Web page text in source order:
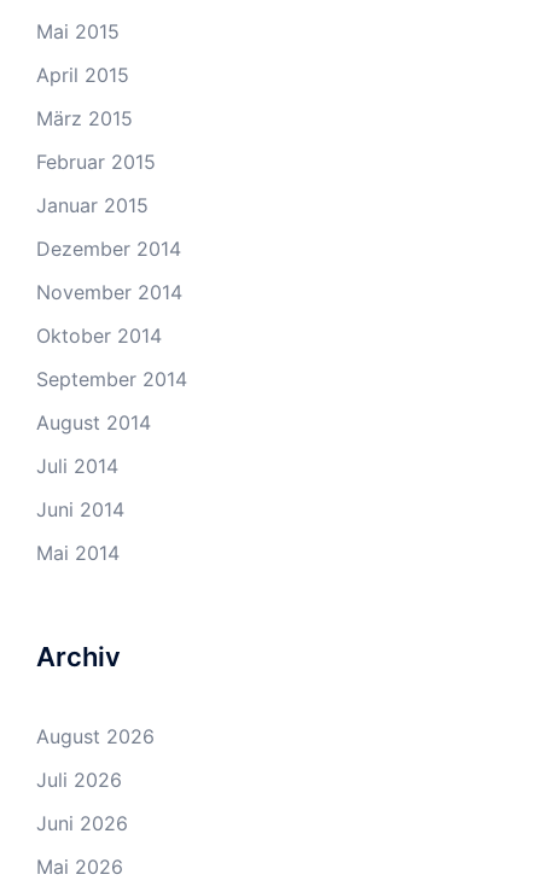
Mai 2015
April 2015
März 2015
Februar 2015
Januar 2015
Dezember 2014
November 2014
Oktober 2014
September 2014
August 2014
Juli 2014
Juni 2014
Mai 2014
Archiv
August 2026
Juli 2026
Juni 2026
Mai 2026